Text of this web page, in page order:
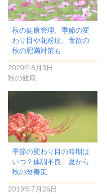
秋の健康管理、季節の変
わり目や花粉症、食欲の
秋の肥満対策も
2020年8月3日
秋の健康
季節の変わり目の時期は
いつ？体調不良、夏から
秋の改善策
2019年7月26日